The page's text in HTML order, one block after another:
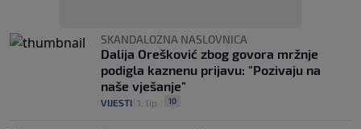
SKANDALOZNA NASLOVNICA
Dalija Orešković zbog govora mržnje
podigla kaznenu prijavu: "Pozivaju na
naše vješanje"
VIJESTI 1. lip. 10